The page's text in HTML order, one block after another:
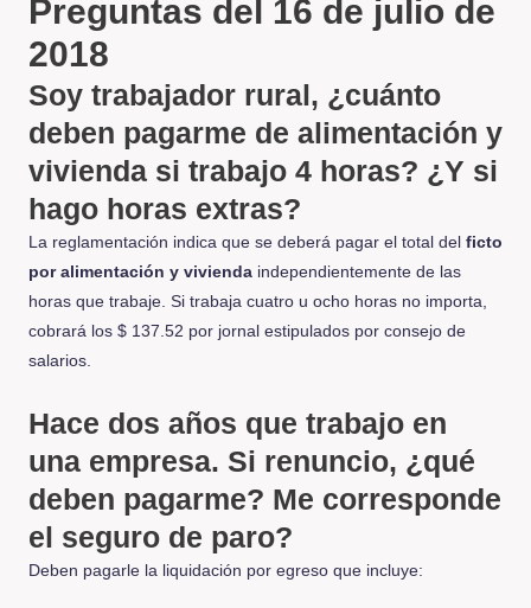
Preguntas del 16 de julio de
2018
Soy trabajador rural, ¿cuánto
deben pagarme de alimentación y
vivienda si trabajo 4 horas? ¿Y si
hago horas extras?
La reglamentación indica que se deberá pagar el total del ficto
por alimentación y vivienda independientemente de las
horas que trabaje. Si trabaja cuatro u ocho horas no importa,
cobrará los $ 137.52 por jornal estipulados por consejo de
salarios.
Hace dos años que trabajo en
una empresa. Si renuncio, ¿qué
deben pagarme? Me corresponde
el seguro de paro?
Deben pagarle la liquidación por egreso que incluye: